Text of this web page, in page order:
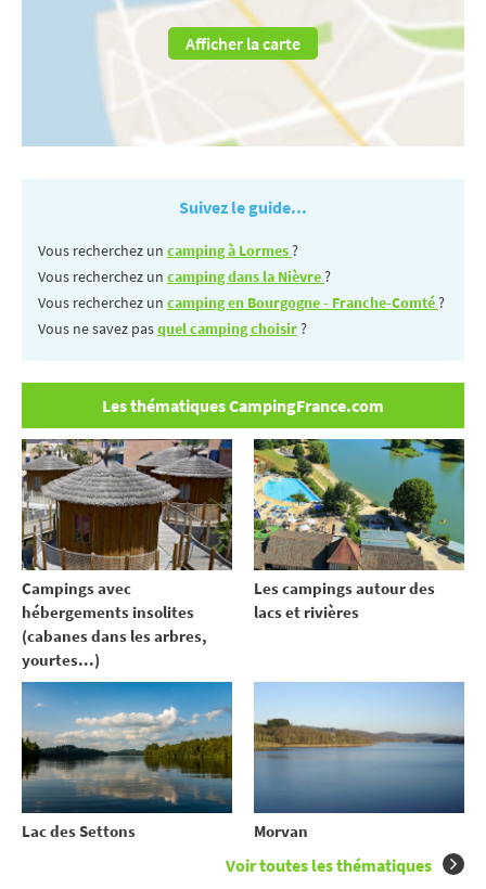
Afficher la carte
Suivez le guide...
Vous recherchez un camping à Lormes?
Vous recherchez un camping dans la Nièvre?
Vous recherchez un camping en Bourgogne - Franche-Comté?
Vous ne savez pasquel camping choisir?
Les thématiques CampingFrance.com
Campings avec
hébergements insolites
(cabanes dans les arbres,
yourtes...)
Les campings autour des
lacs et rivières
Lac des Settons Morvan
Voir toutes les thématiques